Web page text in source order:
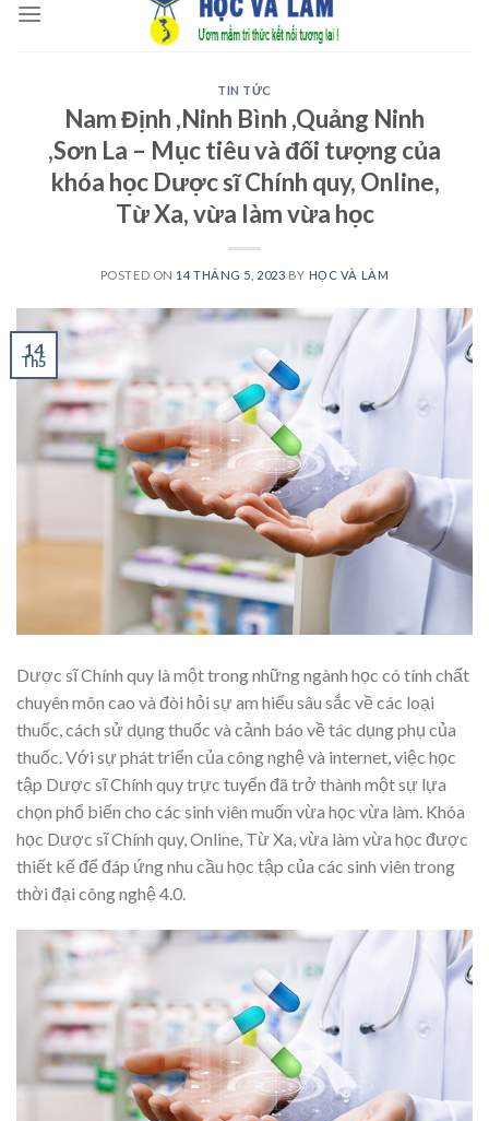
TIN TỨC
Nam Định ,Ninh Bình ,Quảng Ninh
,Sơn La – Mục tiêu và đối tượng của
khóa học Dược sĩ Chính quy, Online,
Từ Xa, vừa làm vừa học
POSTED ON 14 THÁNG 5, 2023 BY HỌC VÀ LÀM
14
Th5
Dược sĩ Chính quy là một trong những ngành học có tính chất
chuyên môn cao và đòi hỏi sự am hiểu sâu sắc về các loại
thuốc, cách sử dụng thuốc và cảnh báo về tác dụng phụ của
thuốc. Với sự phát triển của công nghệ và internet, việc học
tập Dược sĩ Chính quy trực tuyến đã trở thành một sự lựa
chọn phổ biến cho các sinh viên muốn vừa học vừa làm. Khóa
học Dược sĩ Chính quy, Online, Từ Xa, vừa làm vừa học được
thiết kế để đáp ứng nhu cầu học tập của các sinh viên trong
thời đại công nghệ 4.0.